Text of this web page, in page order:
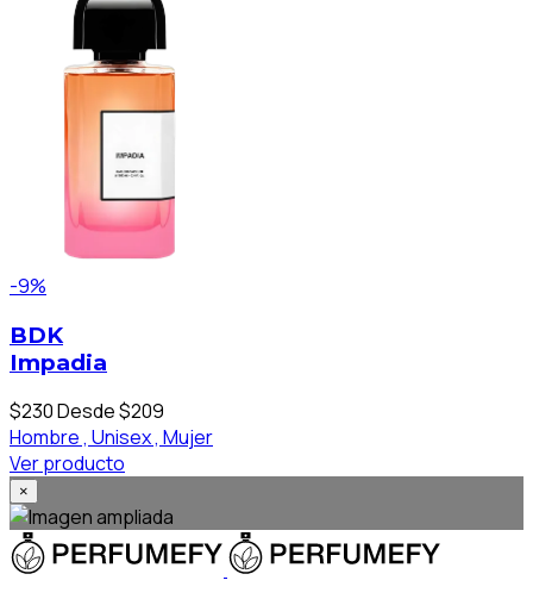
-9%
BDK
Impadia
$230Desde $209
Hombre , Unisex , Mujer
Ver producto
×